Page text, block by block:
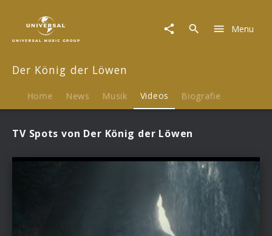
Löwen
Videos
Menu
Der König der Löwen
Home News Musik Videos Biografie
TV Spots von Der König der Löwen